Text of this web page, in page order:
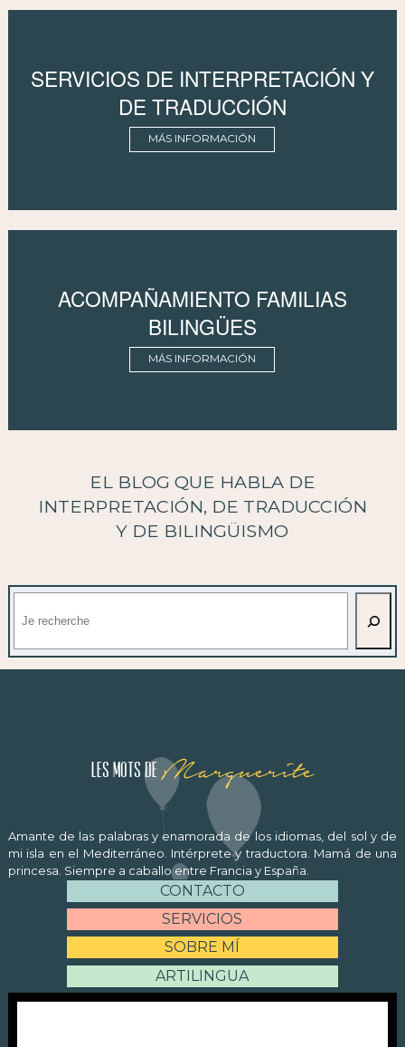
SERVICIOS DE INTERPRETACIÓN Y
DE TRADUCCIÓN
MÁS INFORMACIÓN
ACOMPAÑAMIENTO FAMILIAS
BILINGÜES
MÁS INFORMACIÓN
EL BLOG QUE HABLA DE
INTERPRETACIÓN, DE TRADUCCIÓN
Y DE BILINGÜISMO
Les mots de Marguerite
Amante de las palabras y enamorada de los idiomas, del sol y de
mi isla en el Mediterráneo. Intérprete y traductora. Mamá de una
princesa. Siempre a caballo entre Francia y España.
CONTACTO
SERVICIOS
SOBRE MÍ
ARTILINGUA